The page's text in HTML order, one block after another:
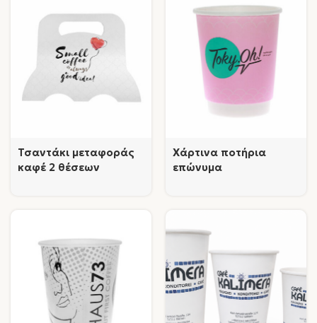
Τσαντάκι μεταφοράς
καφέ 2 θέσεων
Χάρτινα ποτήρια
επώνυμα